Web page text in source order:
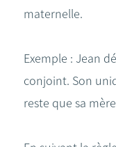
maternelle.
Exemple : Jean
conjoint. Son
reste que sa